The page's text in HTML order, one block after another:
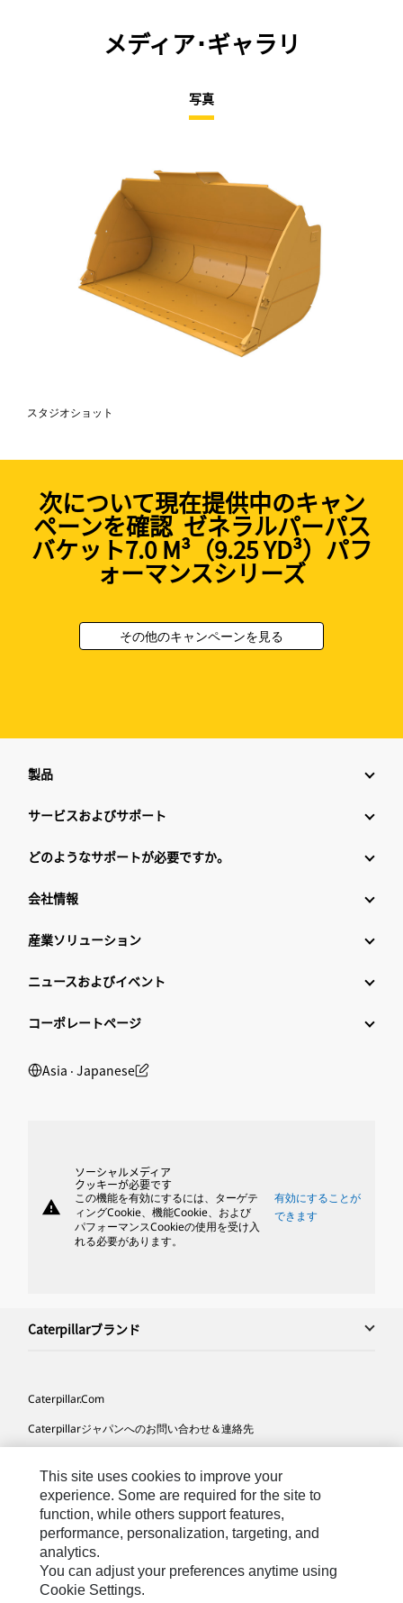
メディア･ギャラリ
写真
スタジオショット
次について現在提供中のキャン
ペーンを確認 ゼネラルパーパス
バケット7.0 M³（9.25 YD³）パフ
ォーマンスシリーズ
その他のキャンペーンを見る
製品
サービスおよびサポート
どのようなサポートが必要ですか。
会社情報
産業ソリューション
ニュースおよびイベント
コーポレートページ
Asia ‧ Japanese
warning
ソーシャルメディア
クッキーが必要です
この機能を有効にするには、ターゲテ
ィングCookie、機能Cookie、および
パフォーマンスCookieの使用を受け入
れる必要があります。
有効にすることが
できます
Caterpillarブランド
Caterpillar.com
Caterpillarジャパンへのお問い合わせ＆連絡先
サイト･マップ
Cookie Settings
法的事項
プライバシー
This site uses cookies to improve your
experience. Some are required for the site to
function, while others support features,
performance, personalization, targeting, and
analytics.
You can adjust your preferences anytime using
Cookie Settings.